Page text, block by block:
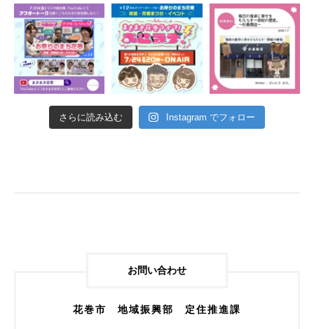
さらに読み込む Instagram でフォロー
お問い合わせ
花巻市 地域振興部 定住推進課